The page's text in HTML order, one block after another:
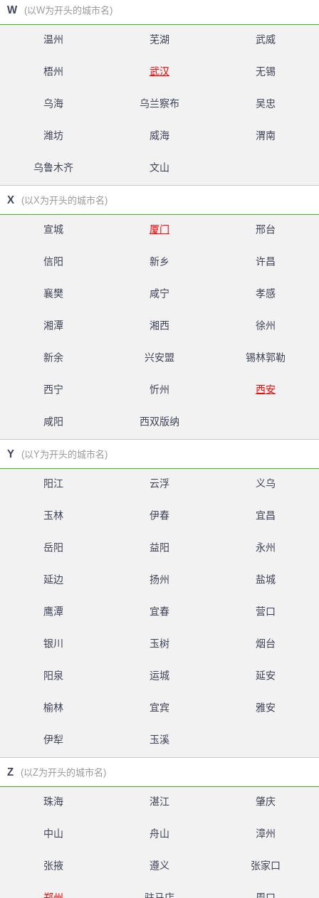
W (以W为开头的城市名)
温州 芜湖 武威
梧州 武汉 无锡
乌海 乌兰察布 吴忠
潍坊 威海 渭南
乌鲁木齐 文山
X (以X为开头的城市名)
宣城 厦门 邢台
信阳 新乡 许昌
襄樊 咸宁 孝感
湘潭 湘西 徐州
新余 兴安盟 锡林郭勒
西宁 忻州 西安
咸阳 西双版纳
Y (以Y为开头的城市名)
阳江 云浮 义乌
玉林 伊春 宜昌
岳阳 益阳 永州
延边 扬州 盐城
鹰潭 宜春 营口
银川 玉树 烟台
阳泉 运城 延安
榆林 宜宾 雅安
伊犁 玉溪
Z (以Z为开头的城市名)
珠海 湛江 肇庆
中山 舟山 漳州
张掖 遵义 张家口